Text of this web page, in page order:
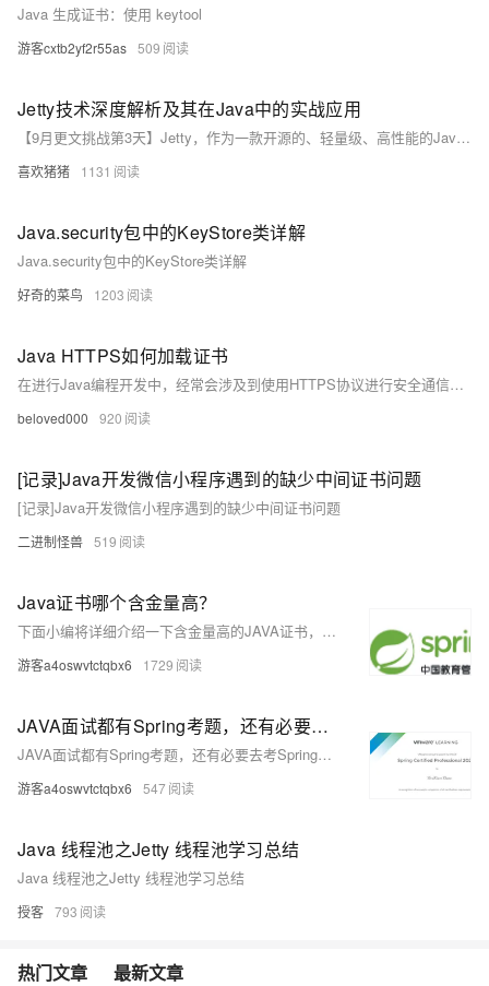
Java 生成证书：使用 keytool
游客cxtb2yf2r55as 509
Jetty技术深度解析及其在Java中的实战应用
【9月更文挑战第3天】Jetty，作为一款开源的、轻量级、高性能的Java Web服务器和Servlet容器，自1995年问世以来，凭借其卓越的性能、灵活的配置和丰富的扩展功能，在Java Web应用开发中占据了举足轻重的地位。本文将详细介绍Jetty的背景、核心功能点以及在Java中的实战应用，帮助开发者更好地理解和利用Jetty构建高效、可靠的Web服务。
喜欢猪猪 1131
Java.security包中的KeyStore类详解
Java.security包中的KeyStore类详解
好奇的菜鸟 1203
Java HTTPS如何加载证书
在进行Java编程开发中，经常会涉及到使用HTTPS协议进行安全通信。而HTTPS的安全性是建立在数字证书的基础上的，因此在Java中加载证书是一个非常重要的步骤。本文将围绕“JavaHTTPS如何加载证书”这一主题，为大家介绍一种简洁、高效的加载证书的方法。
beloved000 920
[记录]Java开发微信小程序遇到的缺少中间证书问题
[记录]Java开发微信小程序遇到的缺少中间证书问题
二进制怪兽 519
Java证书哪个含金量高？
下面小编将详细介绍一下含金量高的JAVA证书，避免大家在不需要的考试上浪费时间。
游客a4oswvtctqbx6 1729
JAVA面试都有Spring考题，还有必要去考Spring认证（证书）吗？
JAVA面试都有Spring考题，还有必要去考Spring认证（证书）吗？
游客a4oswvtctqbx6 547
Java 线程池之Jetty 线程池学习总结
Java 线程池之Jetty 线程池学习总结
授客 793
热门文章 最新文章